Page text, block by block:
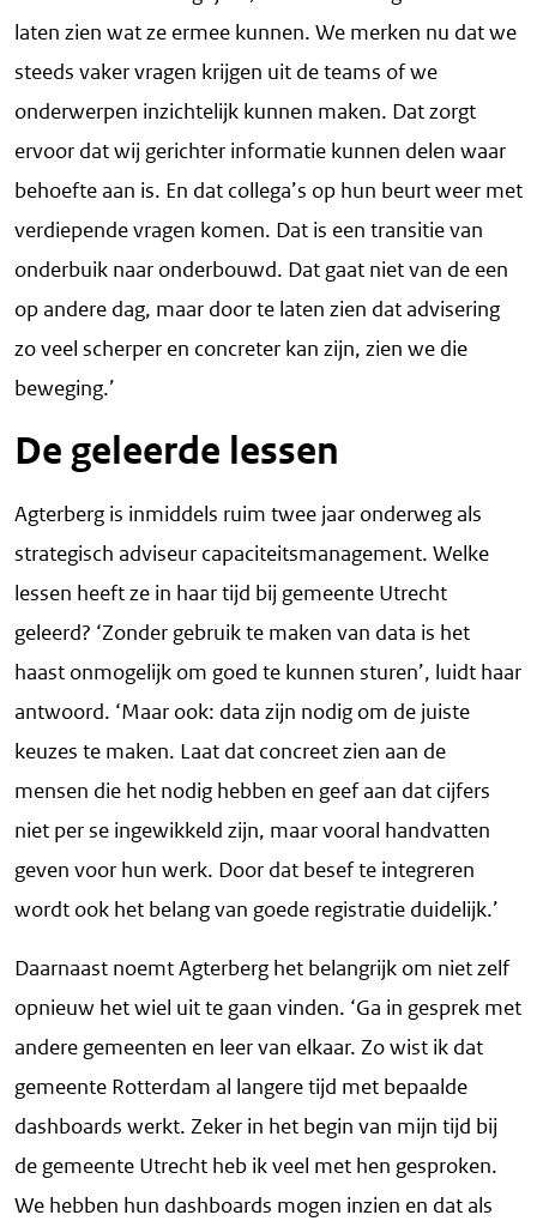
laten zien wat ze ermee kunnen. We merken nu dat we
steeds vaker vragen krijgen uit de teams of we
onderwerpen inzichtelijk kunnen maken. Dat zorgt
ervoor dat wij gerichter informatie kunnen delen waar
behoefte aan is. En dat collega’s op hun beurt weer met
verdiepende vragen komen. Dat is een transitie van
onderbuik naar onderbouwd. Dat gaat niet van de een
op andere dag, maar door te laten zien dat advisering
zo veel scherper en concreter kan zijn, zien we die
beweging.’
De geleerde lessen
Agterberg is inmiddels ruim twee jaar onderweg als
strategisch adviseur capaciteitsmanagement. Welke
lessen heeft ze in haar tijd bij gemeente Utrecht
geleerd? ‘Zonder gebruik te maken van data is het
haast onmogelijk om goed te kunnen sturen’, luidt haar
antwoord. ‘Maar ook: data zijn nodig om de juiste
keuzes te maken. Laat dat concreet zien aan de
mensen die het nodig hebben en geef aan dat cijfers
niet per se ingewikkeld zijn, maar vooral handvatten
geven voor hun werk. Door dat besef te integreren
wordt ook het belang van goede registratie duidelijk.’
Daarnaast noemt Agterberg het belangrijk om niet zelf
opnieuw het wiel uit te gaan vinden. ‘Ga in gesprek met
andere gemeenten en leer van elkaar. Zo wist ik dat
gemeente Rotterdam al langere tijd met bepaalde
dashboards werkt. Zeker in het begin van mijn tijd bij
de gemeente Utrecht heb ik veel met hen gesproken.
We hebben hun dashboards mogen inzien en dat als